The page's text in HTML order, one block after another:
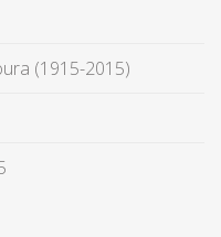
(1915-2015)